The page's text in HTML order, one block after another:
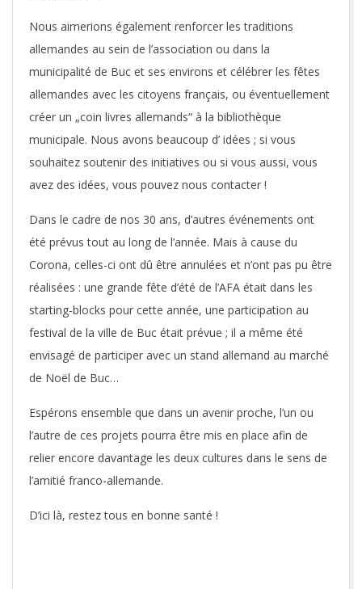
Nous aimerions également renforcer les traditions
allemandes au sein de l’association ou dans la
municipalité de Buc et ses environs et célébrer les fêtes
allemandes avec les citoyens français, ou éventuellement
créer un „coin livres allemands“ à la bibliothèque
municipale. Nous avons beaucoup d’ idées ; si vous
souhaitez soutenir des initiatives ou si vous aussi, vous
avez des idées, vous pouvez nous contacter !
Dans le cadre de nos 30 ans, d’autres événements ont
été prévus tout au long de l’année. Mais à cause du
Corona, celles-ci ont dû être annulées et n’ont pas pu être
réalisées : une grande fête d’été de l’AFA était dans les
starting-blocks pour cette année, une participation au
festival de la ville de Buc était prévue ; il a même été
envisagé de participer avec un stand allemand au marché
de Noël de Buc…
Espérons ensemble que dans un avenir proche, l’un ou
l’autre de ces projets pourra être mis en place afin de
relier encore davantage les deux cultures dans le sens de
l’amitié franco-allemande.
D’ici là, restez tous en bonne santé !